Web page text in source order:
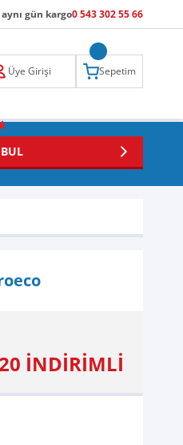
aynı gün kargo0 543 302 55 66
Üye Girişi Sepetim
BUL
İNDİRİMLİ